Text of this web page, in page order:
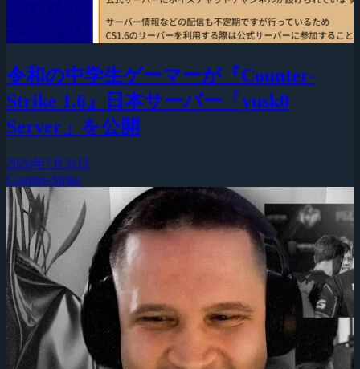
令和の中学生ゲーマーが『Counter-
Strike 1.6』日本サーバー「yusk0
Server」を公開
2026年7月31日
Counter-Strike